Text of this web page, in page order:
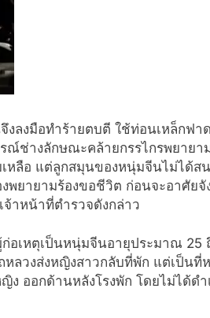
ลงมือทำร้ายตบตี ใช้ท่อนเหล็กฟา
ช่างลักษณะคล้ายกรรไกรพยายา
หลือ แต่ลูกสมุนของหนุ่มจีนไม่ได้ส
พยายามร้องขอชีวิต ก่อนจะอาศัย
าหน้าที่ตำรวจดังกล่าว
อเหตุเป็นหนุ่มจีนอายุประมาณ 25
ลวงส่งหญิงสาวกลับที่พัก แต่เป็น
ออกด้านหลังโรงพัก โดยไม่ได้ด